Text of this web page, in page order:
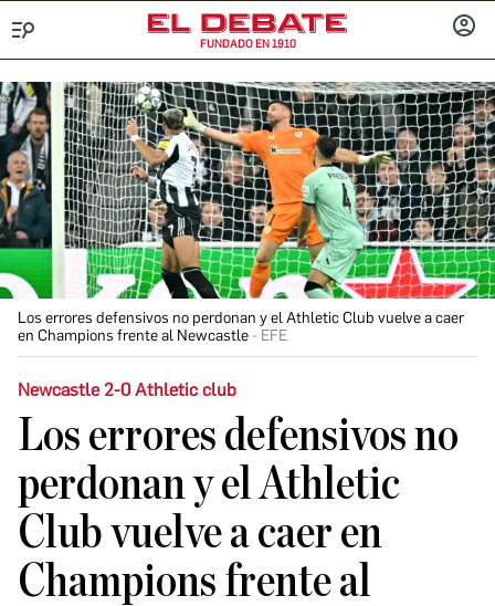
FUNDADO EN 1910
Los errores defensivos no perdonan y el Athletic Club vuelve a caer
en Champions frente al Newcastle
EFE
Newcastle 2-0 Athletic club
Los errores defensivos no
perdonan y el Athletic
Club vuelve a caer en
Champions frente al